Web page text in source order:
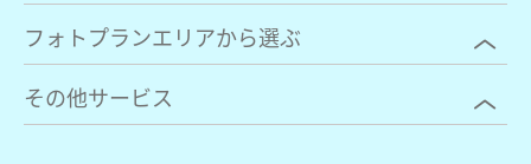
フォトプランエリアから選ぶ
その他サービス